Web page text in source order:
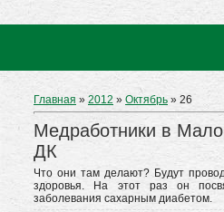
Главная »2012 » Октябрь » 26
Медработники в
ДК
Что они там делают? Будут
здоровья. На этот раз он
заболевания сахарным диабетом.